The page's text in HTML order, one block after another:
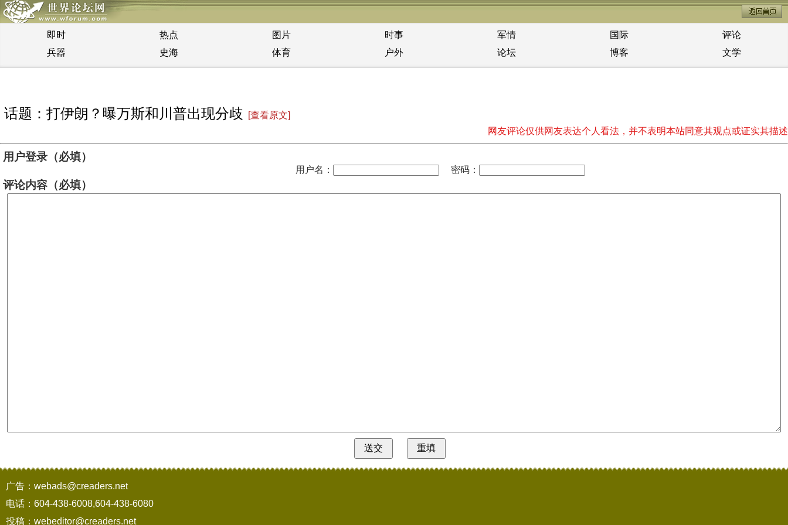
即时 热点 图片 时事 军情 国际
评论
兵器
史海 体育 户外 论坛 博客 文学
话题：打伊朗？曝万斯和川普出现分歧
[查看原文]
网友评论仅供网友表达个人看法，并不表明本站同意其观点或证实其描述
用户登录（必填）
用户名： 密码：
评论内容（必填）
广告：webads@creaders.net
电话：604-438-6008,604-438-6080
投稿：webeditor@creaders.net